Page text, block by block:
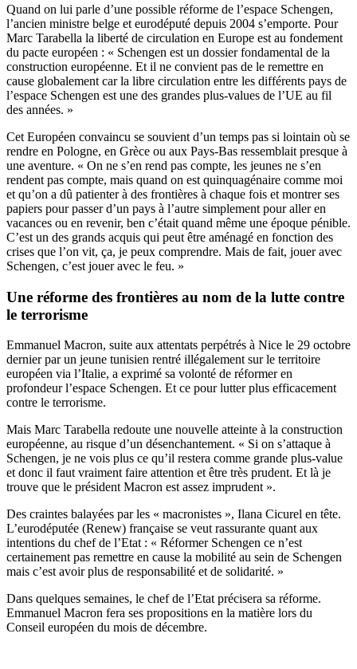
Quand on lui parle d’une possible réforme de l’espace Schengen,
l’ancien ministre belge et eurodéputé depuis 2004 s’emporte. Pour
Marc Tarabella la liberté de circulation en Europe est au fondement
du pacte européen : « Schengen est un dossier fondamental de la
construction européenne. Et il ne convient pas de le remettre en
cause globalement car la libre circulation entre les différents pays de
l’espace Schengen est une des grandes plus-values de l’UE au fil
des années. »
Cet Européen convaincu se souvient d’un temps pas si lointain où se
rendre en Pologne, en Grèce ou aux Pays-Bas ressemblait presque à
une aventure. « On ne s’en rend pas compte, les jeunes ne s’en
rendent pas compte, mais quand on est quinquagénaire comme moi
et qu’on a dû patienter à des frontières à chaque fois et montrer ses
papiers pour passer d’un pays à l’autre simplement pour aller en
vacances ou en revenir, ben c’était quand même une époque pénible.
C’est un des grands acquis qui peut être aménagé en fonction des
crises que l’on vit, ça, je peux comprendre. Mais de fait, jouer avec
Schengen, c’est jouer avec le feu. »
Une réforme des frontières au nom de la lutte contre
le terrorisme
Emmanuel Macron, suite aux attentats perpétrés à Nice le 29 octobre
dernier par un jeune tunisien rentré illégalement sur le territoire
européen via l’Italie, a exprimé sa volonté de réformer en
profondeur l’espace Schengen. Et ce pour lutter plus efficacement
contre le terrorisme.
Mais Marc Tarabella redoute une nouvelle atteinte à la construction
européenne, au risque d’un désenchantement. « Si on s’attaque à
Schengen, je ne vois plus ce qu’il restera comme grande plus-value
et donc il faut vraiment faire attention et être très prudent. Et là je
trouve que le président Macron est assez imprudent ».
Des craintes balayées par les « macronistes », Ilana Cicurel en tête.
L’eurodéputée (Renew) française se veut rassurante quant aux
intentions du chef de l’Etat : « Réformer Schengen ce n’est
certainement pas remettre en cause la mobilité au sein de Schengen
mais c’est avoir plus de responsabilité et de solidarité. »
Dans quelques semaines, le chef de l’Etat précisera sa réforme.
Emmanuel Macron fera ses propositions en la matière lors du
Conseil européen du mois de décembre.